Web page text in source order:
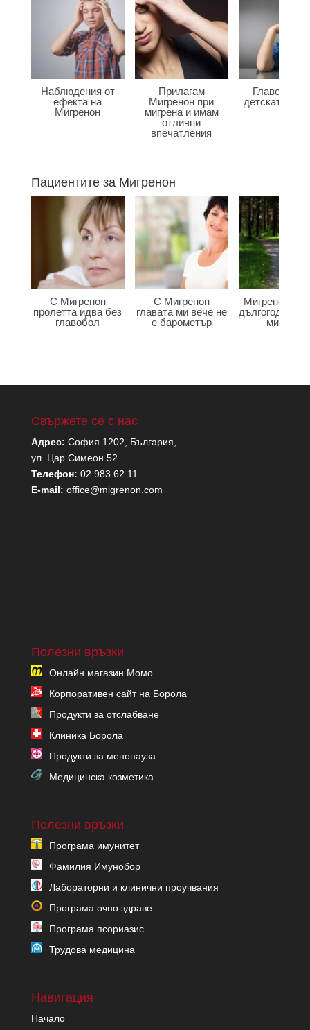
Наблюдения от
ефекта на
Мигренон
Прилагам
Мигренон при
мигрена и имам
отлични
впечатления
детската
Пациентите за Мигренон
С Мигренон
пролетта идва без
главобол
С Мигренон
главата ми вече не
е барометър
Мигренон
мигрена
Свържете се с нас
Адрес: София 1202, България,
ул. Цар Симеон 52
Телефон: 02 983 62 11
E-mail: office@migrenon.com
Полезни връзки
Онлайн магазин Момо
Корпоративен сайт на Борола
Продукти за отслабване
Клиника Борола
Продукти за менопауза
Медицинска козметика
Полезни връзки
Програма имунитет
Фамилия Имунобор
Лабораторни и клинични проучвания
Програма очно здраве
Програма псориазис
Трудова медицина
Навигация
Начало